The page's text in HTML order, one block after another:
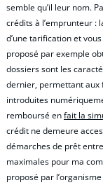
semble qu’il leur nom.
crédits à l’emprunteur :
d’une tarification et
proposé par exemple
dossiers sont les
dernier, permettant aux
introduites
remboursé enfait la
crédit ne demeure
démarches de prêt
maximales pour ma
proposé par